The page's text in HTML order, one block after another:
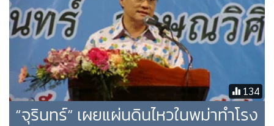
ขณะที่ นายวันชัย ลีละศิธร ประธานมูลนิธิมิตรภาพสามัคคี (ท่ง
เซียเซี่ยงตึ๊ง) กล่าวว่า
นับว่าเป็นเกียรติอย่างยิ่งที่ทางโรงพยาบาล
สงขลานครินทร์ เลือกโรงพยาบาลมิตรภาพสามัคคี (ท่งเซียเซี่ยง
ตึ๊ง) เป็นส่วนหนึ่งในความร่วมมือดังกล่าว หวังว่าความร่วมมือของ
เราทั้งสองฝ่ายจะดำเนินไปด้วยดี และประสบความสำเร็จตามเป้า
หมายของความร่วมมือข้อตกลงในครั้งนี้
134
“จุรินทร์” เผยแผ่นดินไหวในพม่าทำโรง